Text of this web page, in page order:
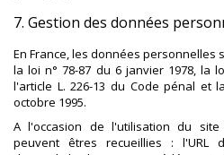
7. Gestion des données
En France, les données
la loi n° 78-87 du 6 janvier 1978, la
l'article L. 226-13 du Code pénal et
octobre 1995.
A l'occasion de l'utilisation du site
peuvent êtres recueillies : l'URL